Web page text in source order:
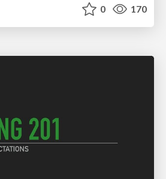
0 170